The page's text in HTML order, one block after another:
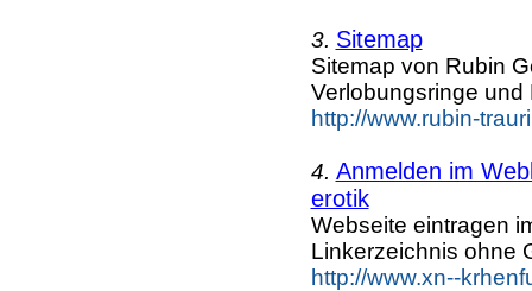
3. Sitemap
Sitemap von Rubin
Verlobungsringe und
http://www.rubin-
4. Anmelden im
erotik
Webseite eintragen
Linkerzeichnis ohne
http://www.xn--